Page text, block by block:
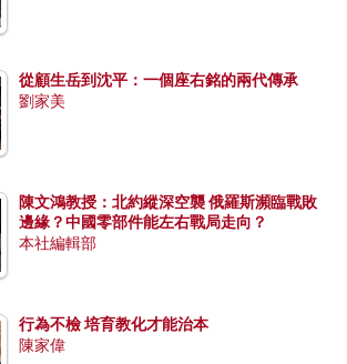
從顧生岳到沈平：一個座右銘的兩代傳承
劉家美
陳文鴻教授：北約縱深空襲 俄羅斯瀕臨戰敗
邊緣？中國零部件能左右戰局走向？
本社編輯部
行為不檢 培育教化才能治本
陳家偉